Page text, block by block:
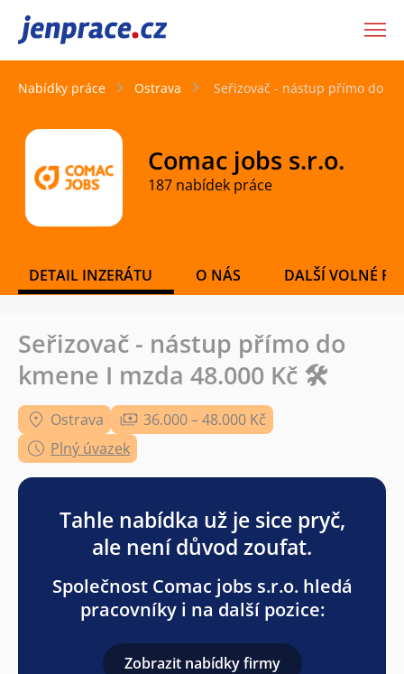
JenPráce.cz
Nabídky práce Ostrava Seřizovač - nástup přímo do
Comac jobs s.r.o.
187 nabídek práce
DETAIL INZERÁTU O NÁS DALŠÍ VOLNÉ
Seřizovač - nástup přímo do
kmene I mzda 48.000 Kč 🛠️
Ostrava
36.000 – 48.000 Kč
Plný úvazek
Tahle nabídka už je sice pryč,
ale není důvod zoufat.
Společnost Comac jobs s.r.o. hledá
pracovníky i na další pozice:
Zobrazit nabídky firmy